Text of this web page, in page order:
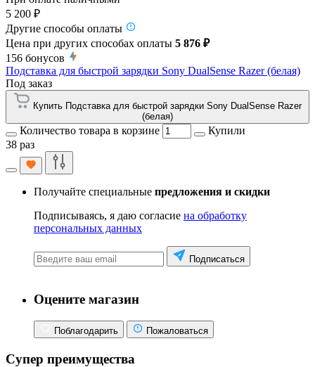
5 200 ₽
Другие способы оплаты
Цена при других способах оплаты 5 876 ₽
156 бонусов
Подставка для быстрой зарядки Sony DualSense Razer (белая)
Под заказ
Купить Подставка для быстрой зарядки Sony DualSense Razer
(белая)
Количество товара в корзине
Купили
38 раз
Получайте специальные предложения и скидки
Подписываясь, я даю согласие на обработку
персональных данных
Подписаться
Оцените магазин
Поблагодарить Пожаловаться
Супер преимущества